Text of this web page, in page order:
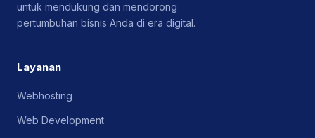
untuk mendukung dan mendorong
pertumbuhan bisnis Anda di era digital.
Layanan
Webhosting
Web Development